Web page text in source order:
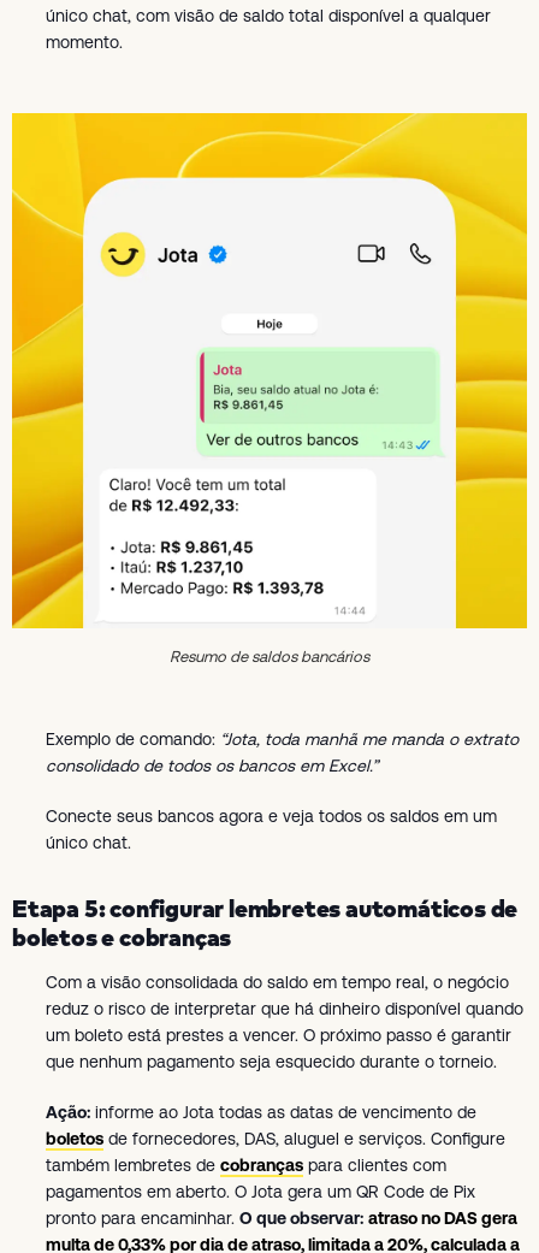
único chat, com visão de saldo total disponível a qualquer
momento.
Resumo de saldos bancários
Exemplo de comando: “Jota, toda manhã me manda o extrato
consolidado de todos os bancos em Excel.”
Conecte seus bancos agora e veja todos os saldos em um
único chat.
Etapa 5: configurar lembretes automáticos de
boletos e cobranças
Com a visão consolidada do saldo em tempo real, o negócio
reduz o risco de interpretar que há dinheiro disponível quando
um boleto está prestes a vencer. O próximo passo é garantir
que nenhum pagamento seja esquecido durante o torneio.
Ação: informe ao Jota todas as datas de vencimento de
boletos de fornecedores, DAS, aluguel e serviços. Configure
também lembretes de cobranças para clientes com
pagamentos em aberto. O Jota gera um QR Code de Pix
pronto para encaminhar. O que observar: atraso no DAS gera
multa de 0,33% por dia de atraso, limitada a 20%, calculada a